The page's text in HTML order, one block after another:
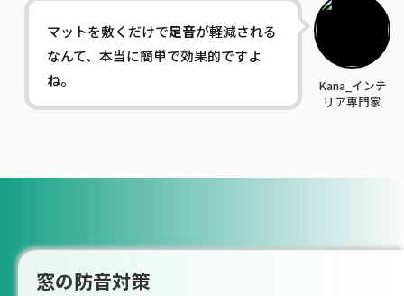
Kana_インテ
リア専門家
マットを敷くだけで足音が軽減される
なんて、本当に簡単で効果的ですよ
ね。
窓の防音対策